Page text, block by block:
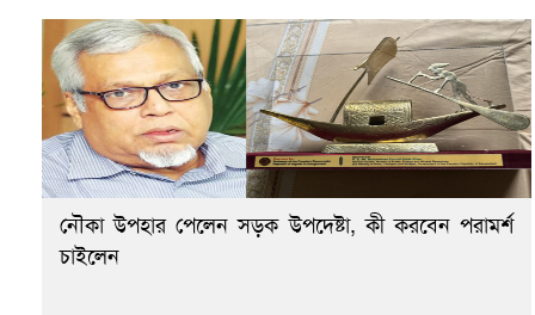
নৌকা উপহার পেলেন সড়ক উপদেষ্টা, কী করবেন পরামর্শ
চাইলেন